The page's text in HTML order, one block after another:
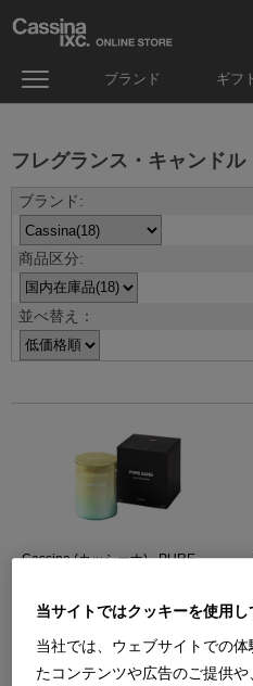
ブランド ギフ
フレグランス・キャンドル
並べ替え：
Cassina (カッシーナ) - PURE
￥24,200
当サイトではクッキーを使用し
当社では、ウェブサイトでの
たコンテンツや広告のご提供